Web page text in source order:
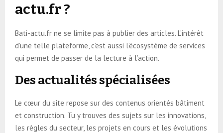
actu.fr ?
Bati-actu.fr ne se limite pas à publier des articles. L’intérêt
d’une telle plateforme, c’est aussi l’écosystème de services
qui permet de passer de la lecture à l’action.
Des actualités spécialisées
Le cœur du site repose sur des contenus orientés bâtiment
et construction. Tu y trouves des sujets sur les innovations,
les règles du secteur, les projets en cours et les évolutions